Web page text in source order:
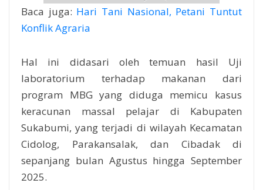
Baca juga: Hari Tani Nasional, Petani Tuntut
Konflik Agraria
Hal ini didasari oleh temuan hasil Uji
laboratorium terhadap makanan dari
program MBG yang diduga memicu kasus
keracunan massal pelajar di Kabupaten
Sukabumi, yang terjadi di wilayah Kecamatan
Cidolog, Parakansalak, dan Cibadak di
sepanjang bulan Agustus hingga September
2025.